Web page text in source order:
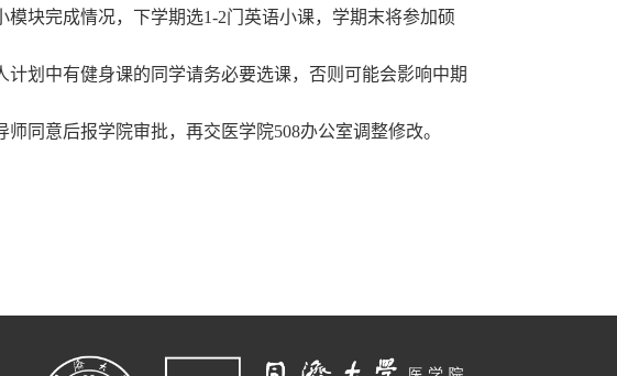
模块完成情况，下学期选1-2门英语小课，学期末将参加硕
划中有健身课的同学请务必要选课，否则可能会影响中期
同意后报学院审批，再交医学院508办公室调整修改。